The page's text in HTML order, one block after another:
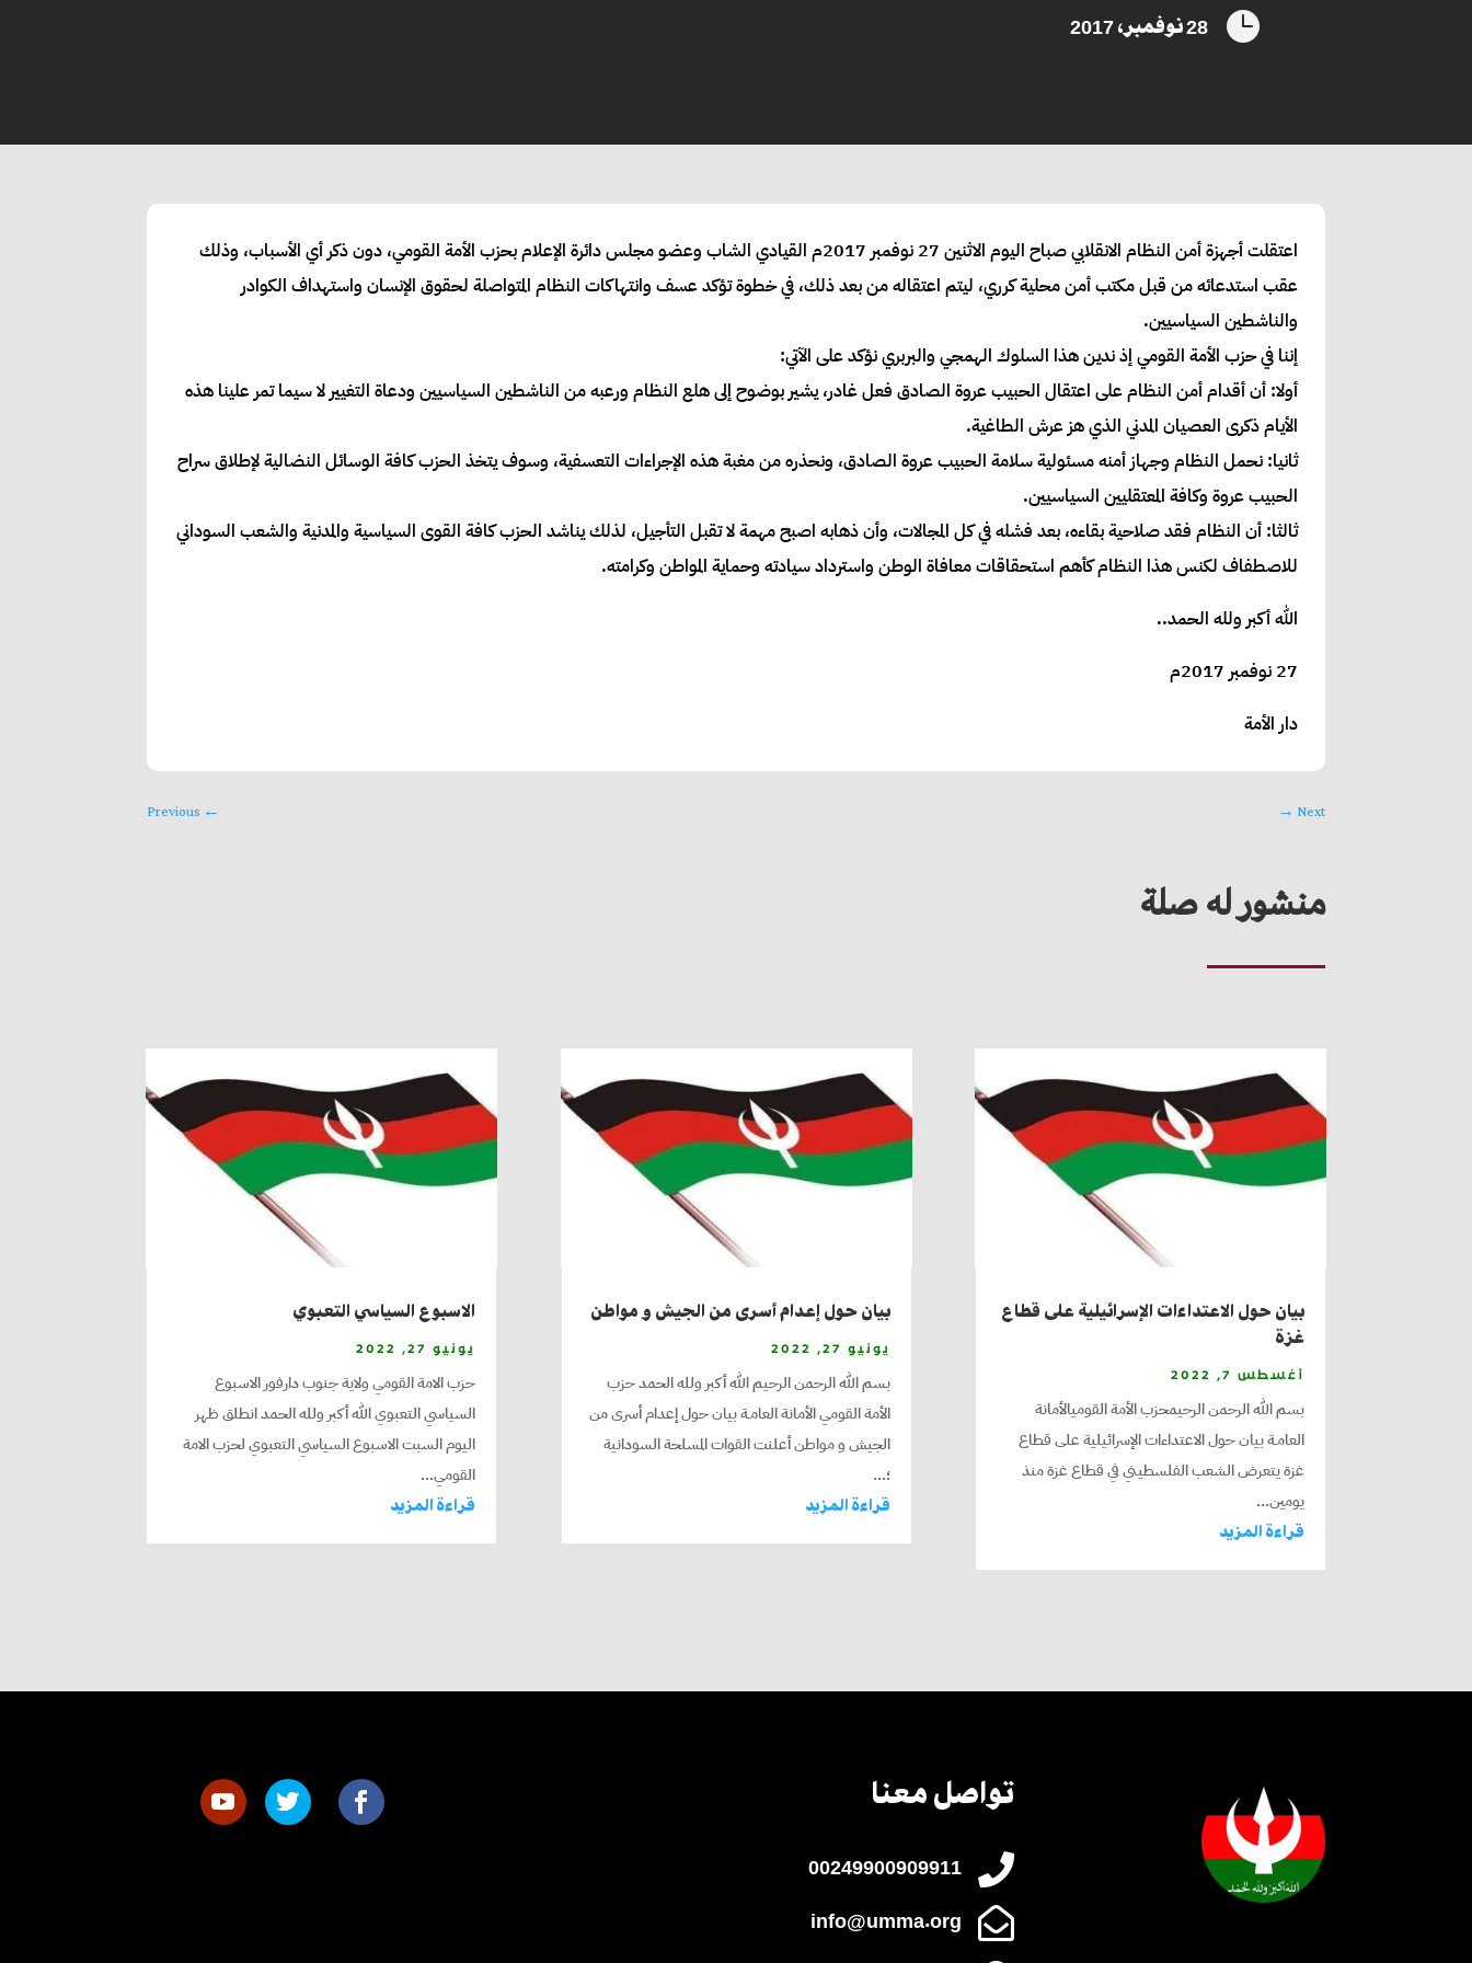
 28 نوفمبر، 2017
اعتقلت أجهزة أمن النظام الانقلابي صباح اليوم الاثنين 27 نوفمبر 2017م القيادي الشاب وعضو مجلس دائرة الإعلام بحزب الأمة القومي، دون ذكر أي الأسباب، وذلك
عقب استدعائه من قبل مكتب أمن محلية كرري، ليتم اعتقاله من بعد ذلك، في خطوة تؤكد عسف وانتهاكات النظام المتواصلة لحقوق الإنسان واستهداف الكوادر
والناشطين السياسيين.
إننا في حزب الأمة القومي إذ ندين هذا السلوك الهمجي والبربري نؤكد على الآتي:
أولا: أن أقدام أمن النظام على اعتقال الحبيب عروة الصادق فعل غادر، يشير بوضوح إلى هلع النظام ورعبه من الناشطين السياسيين ودعاة التغيير لا سيما تمر علينا هذه
الأيام ذكرى العصيان المدني الذي هز عرش الطاغية.
ثانيا: نحمل النظام وجهاز أمنه مسئولية سلامة الحبيب عروة الصادق، ونحذره من مغبة هذه الإجراءات التعسفية، وسوف يتخذ الحزب كافة الوسائل النضالية لإطلاق سراح
الحبيب عروة وكافة المعتقليين السياسيين.
ثالثا: أن النظام فقد صلاحية بقاءه، بعد فشله في كل المجالات، وأن ذهابه اصبح مهمة لا تقبل التأجيل، لذلك يناشد الحزب كافة القوى السياسية والمدنية والشعب السوداني
للاصطفاف لكنس هذا النظام كأهم استحقاقات معافاة الوطن واسترداد سيادته وحماية المواطن وكرامته.
الله أكبر ولله الحمد..
27 نوفمبر 2017م
دار الأمة
←
Previous Next
→
منشور له صلة
بيان حول الاعتداءات الإسرائيلية على قطاع
غزة
أغسطس 7, 2022
بسم الله الرحمن الرحيمحزب الأمة القوميالأمانة
العامـة بيان حول الاعتداءات الإسرائيلية على قطاع
غزة يتعرض الشعب الفلسطيني في قطاع غزة منذ
يومين...
قراءة المزيد
بيان حول إعدام أسرى من الجيش و مواطن
يونيو 27, 2022
بسم الله الرحمن الرحيم الله أكبر ولله الحمد حزب
الأمة القومي الأمانة العامـة بيان حول إعدام أسرى من
الجيش و مواطن أعلنت القوات المسلحة السودانية
؛...
قراءة المزيد
الاسبوع السياسي التعبوي
يونيو 27, 2022
حزب الامة القومي ولاية جنوب دارفور الاسبوع
السياسي التعبوي الله أكبر ولله الحمد انطلق ظهر
اليوم السبت الاسبوع السياسي التعبوي لحزب الامة
القومي...
قراءة المزيد
تواصل معنا

00249900909911

info@umma.org